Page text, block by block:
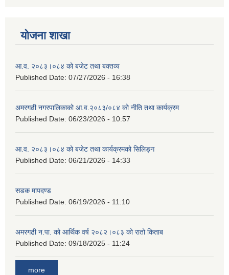
योजना शाखा
आ.व. २०८३।०८४ को बजेट तथा बक्तव्य
Published Date: 07/27/2026 - 16:38
अमरगढी नगरपालिकाको आ.व.२०८३/०८४ को नीति तथा कार्यक्रम
Published Date: 06/23/2026 - 10:57
आ.व. २०८३।०८४ को बजेट तथा कार्यक्रमको सिलिङ्ग
Published Date: 06/21/2026 - 14:33
सडक मापदण्ड
Published Date: 06/19/2026 - 11:10
अमरगढी न.पा. को आर्थिक वर्ष २०८२।०८३ को रातो किताब
Published Date: 09/18/2025 - 11:24
more